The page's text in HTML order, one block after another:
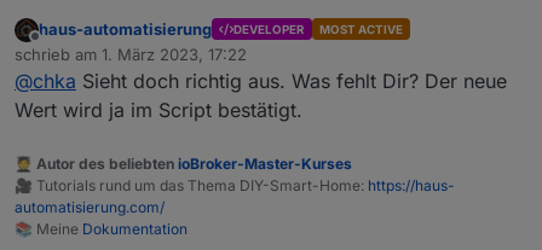
auf dem schlauch
Bin aktuell ein Stück weiter; habe noch inv.cfgAcEnabled
zu den changeableStates hinzugefügt
const changeableStates = [
  'mppt.cfgChgWatts',
  'mppt.chgPauseFlag',
  'bms_emsStatus.minDsgSoc',
  'inv.cfgAcEnabled'
des Weiteren in Zeile 81 noch folgendes hinzugefügt:
on({ id: `${prefix}.inv.cfgAcEnabled`,
  const newVal = obj.state.val;
    if (newVal >= 0 && newVal <= 1) {
    setAcOutput(newVal);
Geschaltet wird es, aktuell aktualisiert sich der Wert von
inv.cfgAcEnabled nur noch nicht.
Offline
haus-automatisierung DEVELOPER MOST ACTIVE
schrieb am 1. März 2023, 17:22
zuletzt editiert von
@chka Sieht doch richtig aus. Was fehlt Dir? Der neue
Wert wird ja im Script bestätigt.
🧑‍🎓 Autor des beliebten ioBroker-Master-Kurses
🎥 Tutorials rund um das Thema DIY-Smart-Home: https://haus-
automatisierung.com/
📚 Meine Dokumentation